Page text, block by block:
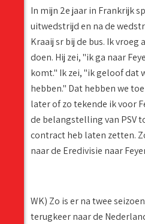
In mijn 2e jaar in Frankrijk
uitwedstrijd en na de
Kraaij sr bij de bus. Ik vroeg
doen. Hij zei, "ik ga naar
komt." Ik zei, "ik geloof dat
hebben." Dat hebben we
later of zo tekende ik voor
de belangstelling van PSV
contract heb laten zetten.
naar de Eredivisie naar
WK) Zo is er na twee
terugkeer naar de